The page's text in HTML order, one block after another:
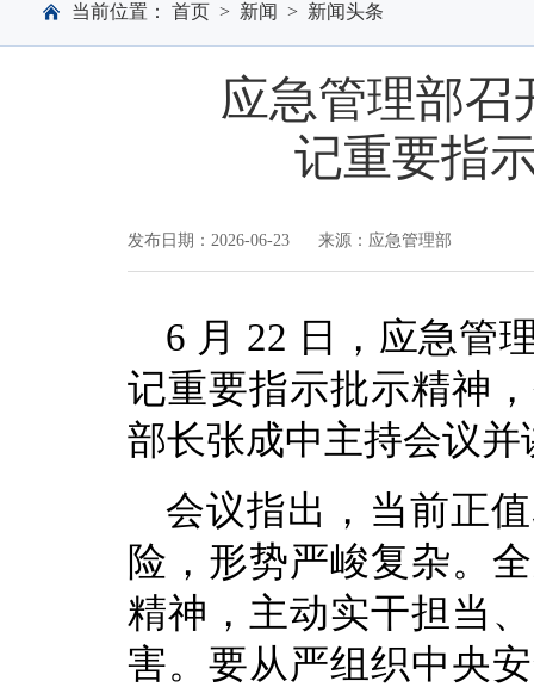
当前位置： 首页 > 新闻 > 新闻头条
应急管理部召
记重要指
发布日期：2026-06-23 来源：应急管理部
6 月 22 日，应急管
记重要指示批示精神
部长张成中主持会议并
会议指出，当前正
险，形势严峻复杂。
精神，主动实干担当
害。要从严组织中央